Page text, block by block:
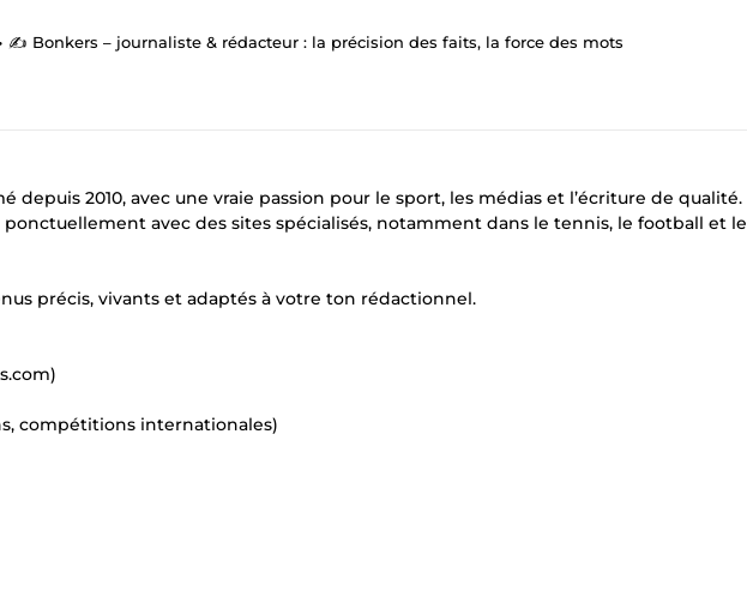
✍️ Bonkers – journaliste & rédacteur : la précision des faits, la force des mots
depuis 2010, avec une vraie passion pour le sport, les médias et l’écriture de qualité.
ponctuellement avec des sites spécialisés, notamment dans le tennis, le football et
précis, vivants et adaptés à votre ton rédactionnel.
compétitions internationales)